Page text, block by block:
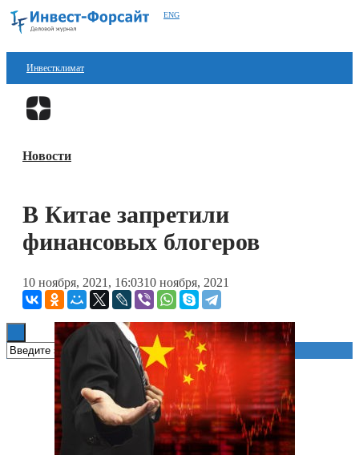
ENG
Инвестклимат
Финансы
Блокчейн
Книги
Новости
В Китае запретили
финансовых блогеров
10 ноября, 2021, 16:0310 ноября, 2021